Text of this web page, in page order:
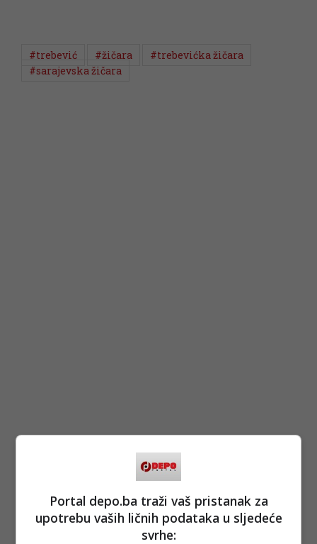
#trebević #žičara
#trebevićka žičara
#sarajevska žičara
Portal depo.ba traži vaš pristanak za
upotrebu vaših ličnih podataka u sljedeće
svrhe: